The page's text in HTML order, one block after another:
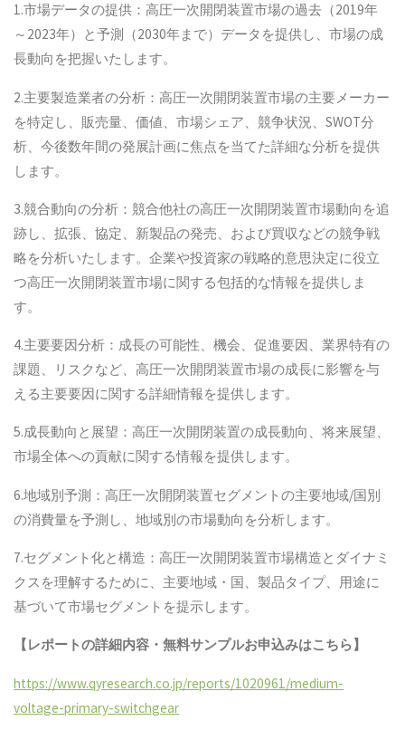
1.市場データの提供：高圧一次開閉装置市場の過去（2019年
～2023年）と予測（2030年まで）データを提供し、市場の成
長動向を把握いたします。
2.主要製造業者の分析：高圧一次開閉装置市場の主要メーカー
を特定し、販売量、価値、市場シェア、競争状況、SWOT分
析、今後数年間の発展計画に焦点を当てた詳細な分析を提供
します。
3.競合動向の分析：競合他社の高圧一次開閉装置市場動向を追
跡し、拡張、協定、新製品の発売、および買収などの競争戦
略を分析いたします。企業や投資家の戦略的意思決定に役立
つ高圧一次開閉装置市場に関する包括的な情報を提供しま
す。
4.主要要因分析：成長の可能性、機会、促進要因、業界特有の
課題、リスクなど、高圧一次開閉装置市場の成長に影響を与
える主要要因に関する詳細情報を提供します。
5.成長動向と展望：高圧一次開閉装置の成長動向、将来展望、
市場全体への貢献に関する情報を提供します。
6.地域別予測：高圧一次開閉装置セグメントの主要地域/国別
の消費量を予測し、地域別の市場動向を分析します。
7.セグメント化と構造：高圧一次開閉装置市場構造とダイナミ
クスを理解するために、主要地域・国、製品タイプ、用途に
基づいて市場セグメントを提示します。
【レポートの詳細内容・無料サンプルお申込みはこちら】
https://www.qyresearch.co.jp/reports/1020961/medium-
voltage-primary-switchgear